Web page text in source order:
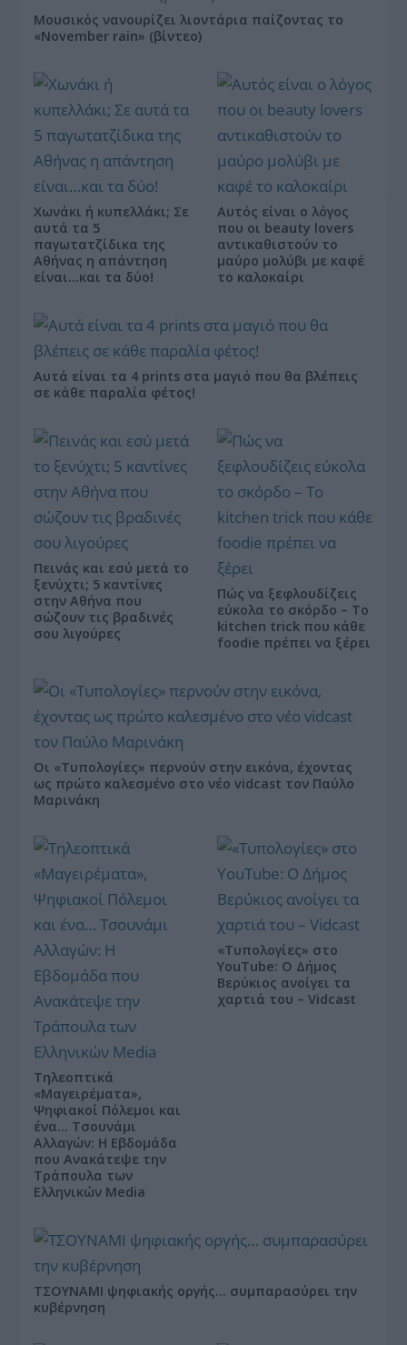
Μουσικός νανουρίζει λιοντάρια παίζοντας το
«November rain» (βίντεο)
Χωνάκι ή κυπελλάκι; Σε
αυτά τα 5
παγωτατζίδικα της
Αθήνας η απάντηση
είναι…και τα δύο!
Αυτός είναι ο λόγος
που οι beauty lovers
αντικαθιστούν το
μαύρο μολύβι με καφέ
το καλοκαίρι
Αυτά είναι τα 4 prints στα μαγιό που θα βλέπεις
σε κάθε παραλία φέτος!
Πεινάς και εσύ μετά το
ξενύχτι; 5 καντίνες
στην Αθήνα που
σώζουν τις βραδινές
σου λιγούρες
Πώς να ξεφλουδίζεις
εύκολα το σκόρδο – Το
kitchen trick που κάθε
foodie πρέπει να ξέρει
Οι «Τυπολογίες» περνούν στην εικόνα, έχοντας
ως πρώτο καλεσμένο στο νέο vidcast τον Παύλο
Μαρινάκη
Τηλεοπτικά
«Μαγειρέματα»,
Ψηφιακοί Πόλεμοι και
ένα… Τσουνάμι
Αλλαγών: Η Εβδομάδα
που Ανακάτεψε την
Τράπουλα των
Ελληνικών Media
«Τυπολογίες» στο
YouTube: Ο Δήμος
Βερύκιος ανοίγει τα
χαρτιά του – Vidcast
ΤΣΟΥΝΑΜΙ ψηφιακής οργής… συμπαρασύρει την
κυβέρνηση